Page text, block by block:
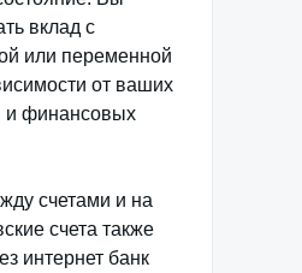
вклад с
или переменной
от ваших
и финансовых
счетами и на
счета также
интернет банк